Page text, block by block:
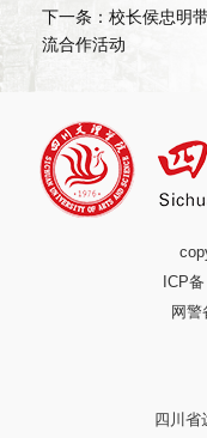
下一条：校长侯忠明
流合作活动
ICP备
网警
四川省